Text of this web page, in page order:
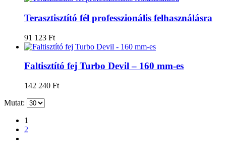
Terasztisztító fél professzionális felhasználásra
91 123 Ft
Faltisztító fej Turbo Devil – 160 mm-es
142 240 Ft
Mutat:
1
2